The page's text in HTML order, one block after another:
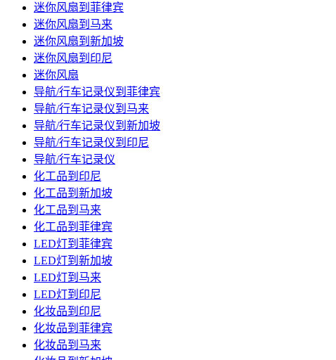
迷你风扇到菲律宾
迷你风扇到马来
迷你风扇到新加坡
迷你风扇到印尼
迷你风扇
导航/行车记录仪到菲律宾
导航/行车记录仪到马来
导航/行车记录仪到新加坡
导航/行车记录仪到印尼
导航/行车记录仪
化工品到印尼
化工品到新加坡
化工品到马来
化工品到菲律宾
LED灯到菲律宾
LED灯到新加坡
LED灯到马来
LED灯到印尼
化妆品到印尼
化妆品到菲律宾
化妆品到马来